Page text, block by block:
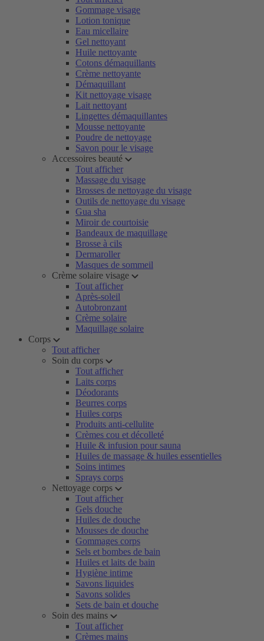
Gommage visage
Lotion tonique
Eau micellaire
Gel nettoyant
Huile nettoyante
Cotons démaquillants
Crème nettoyante
Démaquillant
Kit nettoyage visage
Lait nettoyant
Lingettes démaquillantes
Mousse nettoyante
Poudre de nettoyage
Savon pour le visage
Accessoires beauté
Tout afficher
Massage du visage
Brosses de nettoyage du visage
Outils de nettoyage du visage
Gua sha
Miroir de courtoisie
Bandeaux de maquillage
Brosse à cils
Dermaroller
Masques de sommeil
Crème solaire visage
Tout afficher
Après-soleil
Autobronzant
Crème solaire
Maquillage solaire
Corps
Tout afficher
Soin du corps
Tout afficher
Laits corps
Déodorants
Beurres corps
Huiles corps
Produits anti-cellulite
Crèmes cou et décolleté
Huile & infusion pour sauna
Huiles de massage & huiles essentielles
Soins intimes
Sprays corps
Nettoyage corps
Tout afficher
Gels douche
Huiles de douche
Mousses de douche
Gommages corps
Sels et bombes de bain
Huiles et laits de bain
Hygiène intime
Savons liquides
Savons solides
Sets de bain et douche
Soin des mains
Tout afficher
Crèmes mains